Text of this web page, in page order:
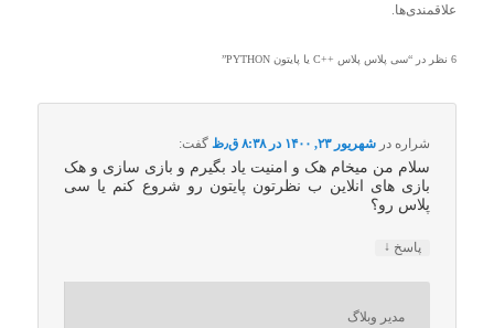
علاقمندی‌ها.
6 نظر در “ سی پلاس پلاس ++C یا پایتون PYTHON ”
شراره در شهریور ۲۳, ۱۴۰۰ در ۸:۳۸ ق٫ظ گفت:
سلام من میخام هک و امنیت یاد بگیرم و بازی سازی و هک
بازی های انلاین ب نظرتون پایتون رو شروع کنم یا سی
پلاس رو؟
پاسخ ↓
مدیر وبلاگ